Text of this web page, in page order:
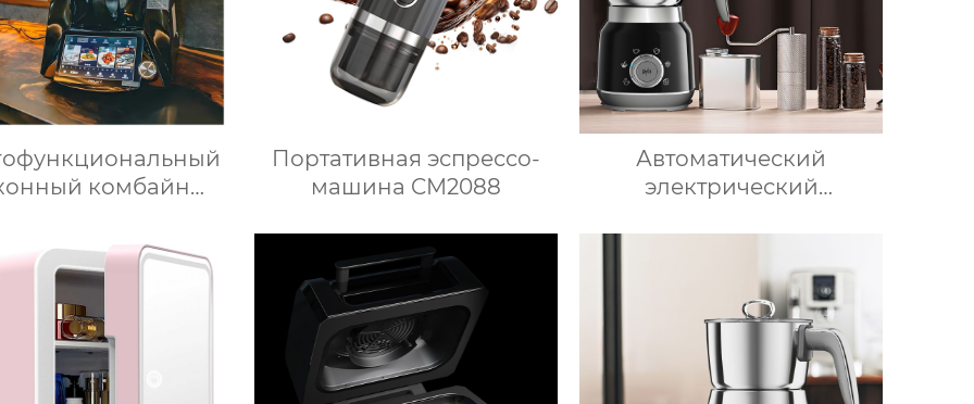
комбайн
пищи
Медленное
приготовление
Портативная эспрессо-
машина CM2088
Автоматический
электрический
подогрева шоколада,
корпус из матовой
нержавеющей стали,
домашний пароварочный
аппарат для молока